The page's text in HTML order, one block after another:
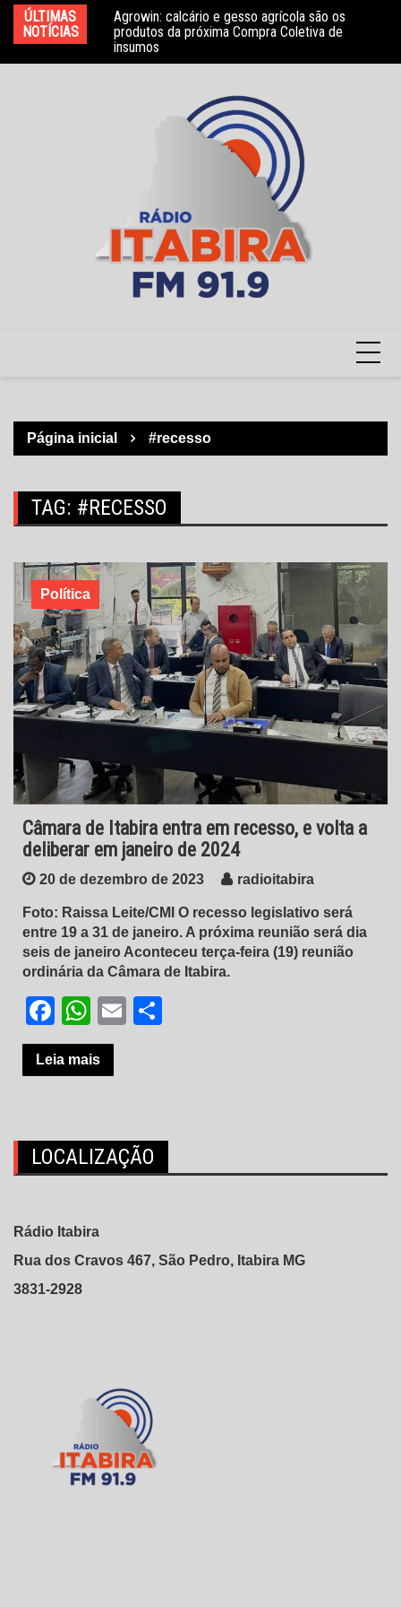
para
conteúdo
ÚLTIMAS
NOTÍCIAS
do Conselho
Agrowin: calcário e gesso agrícola são os
produtos da próxima Compra Coletiva de
insumos
Página inicial #recesso
TAG: #RECESSO
Política
Câmara de Itabira entra em recesso, e volta a
deliberar em janeiro de 2024
20 de dezembro de 2023 radioitabira
Foto: Raissa Leite/CMI O recesso legislativo será
entre 19 a 31 de janeiro. A próxima reunião será dia
seis de janeiro Aconteceu terça-feira (19) reunião
ordinária da Câmara de Itabira.
Facebook
WhatsApp
Email
Leia mais
LOCALIZAÇÃO
Rádio Itabira
Rua dos Cravos 467, São Pedro, Itabira MG
3831-2928